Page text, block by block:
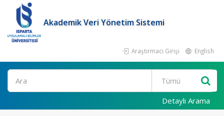
Akademik Veri Yönetim Sistemi
Araştırmacı Girişi English
Ara
Detaylı Arama